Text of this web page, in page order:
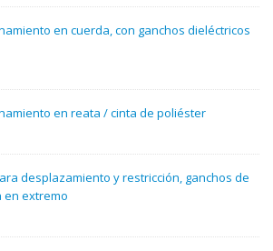
en cuerda, con ganchos dieléctricos
en reata / cinta de poliéster
desplazamiento y restricción, ganchos de
en extremo